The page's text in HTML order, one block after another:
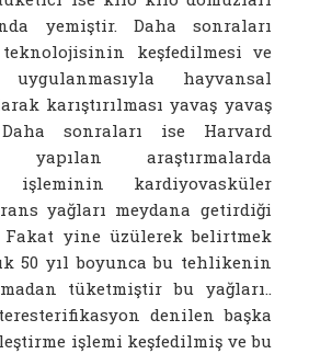
yemiştir. Daha sonraları
keşfedilmesi ve
hayvansal
karıştırılması yavaş yavaş
sonraları ise Harvard
yapılan araştırmalarda
işleminin kardiyovasküler
yağları meydana getirdiği
yine üzülerek belirtmek
50 yıl boyunca bu tehlikenin
tüketmiştir bu yağları..
denilen başka
işlemi keşfedilmiş ve bu